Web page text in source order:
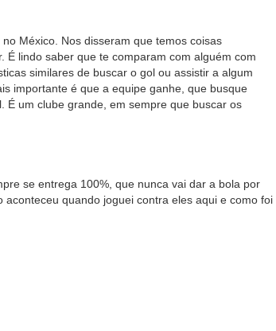
México. Nos disseram que temos coisas
É lindo saber que te comparam com alguém com
similares de buscar o gol ou assistir a algum
importante é que a equipe ganhe, que busque
É um clube grande, em sempre que buscar os
se entrega 100%, que nunca vai dar a bola por
quando joguei contra eles aqui e como foi